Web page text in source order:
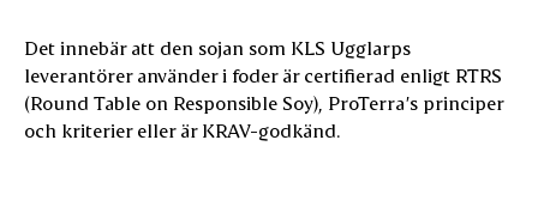
Det innebär att den sojan som KLS Ugglarps
leverantörer använder i foder är certifierad enligt RTRS
(Round Table on Responsible Soy), ProTerra’s principer
och kriterier eller är KRAV-godkänd.